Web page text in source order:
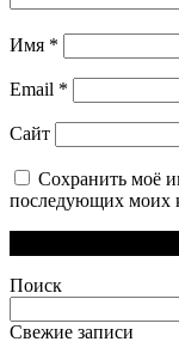
Имя *
Email *
Сайт
Сохранить моё
последующих моих
Поиск
Свежие записи